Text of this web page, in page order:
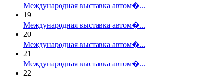
Международная выставка автом�...
19
Международная выставка автом�...
20
Международная выставка автом�...
21
Международная выставка автом�...
22